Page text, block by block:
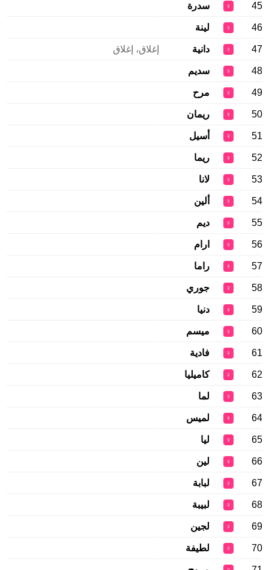
45
♀ سدرة
46
♀ لينة
47
♀ دانية إغلاق، إغلاق
48
♀ سديم
49
♀ مرح
50
♀ ريمان
51
♀ أسيل
52
♀ ريما
53
♀ لانا
54
♀ ألين
55
♀ ديم
56
♀ ارام
57
♀ راما
58
♀ جوري
59
♀ دنيا
60
♀ ميسم
61
♀ فادية
62
♀ كاميليا
63
♀ لما
64
♀ لميس
65
♀ ليا
66
♀ لين
67
♀ لبابة
68
♀ لبيبة
69
♀ لجين
70
♀ لطيفة